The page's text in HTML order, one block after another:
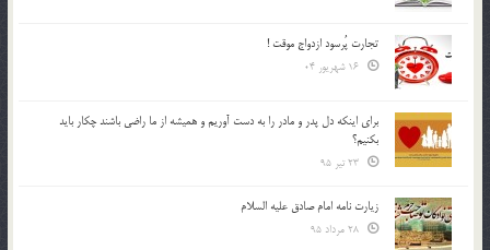
تجارت پُرسود ازدواج موقت !
براي اينكه دل پدر و مادر را به دست آوريم و هميشه از ما راضي باشند چكار بايد
بكنيم؟
زیارت نامه امام صادق علیه السلام